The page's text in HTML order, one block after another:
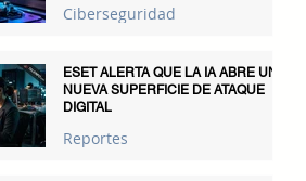
Ciberseguridad
ESET ALERTA QUE LA IA ABRE UNA
NUEVA SUPERFICIE DE ATAQUE
DIGITAL
Reportes